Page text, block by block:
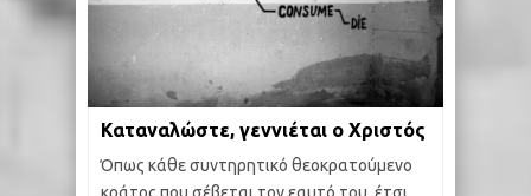
Καταναλώστε, γεννιέται ο Χριστός
Όπως κάθε συντηρητικό θεοκρατούμενο
κράτος που σέβεται τον εαυτό του, έτσι